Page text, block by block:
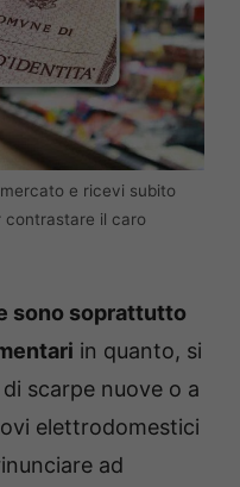
e ricevi subito
contrastare il caro
sono soprattutto
in quanto, si
scarpe nuove o a
elettrodomestici
ad